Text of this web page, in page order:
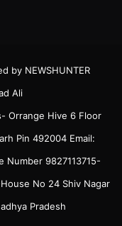
by NEWSHUNTER
Ali
Orrange Hive 6 Floor
Pin 492004 Email:
Number 9827113715-
No 24 Shiv Nagar
Pradesh